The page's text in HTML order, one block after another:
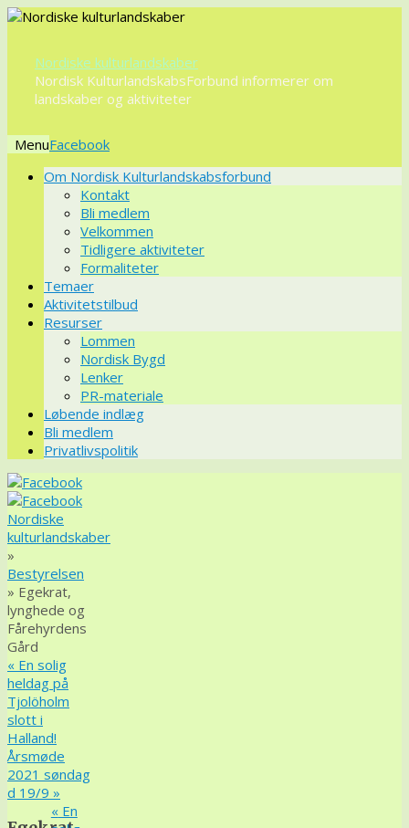
Nordiske kulturlandskaber
Nordisk KulturlandskabsForbund informerer om
landskaber og aktiviteter
Menu
VidereOm Nordisk Kulturlandskabsforbund
Kontakt
Bli medlem
Velkommen
Tidligere aktiviteter
Formaliteter
Temaer
Aktivitetstilbud
Resurser
Lommen
Nordisk Bygd
Lenker
PR-materiale
Løbende indlæg
Bli medlem
Privatlivspolitik
Nordiske
kulturlandskaber
»
Bestyrelsen
» Egekrat,
lynghede og
Fårehyrdens
Gård
« En solig
heldag på
Tjolöholm
slott i
Halland!
Årsmøde
2021 søndag
d 19/9 »
«En